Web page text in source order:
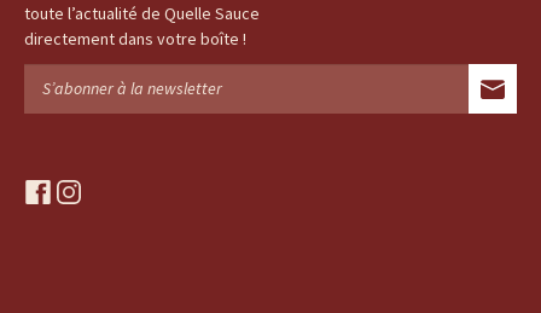
toute l’actualité de Quelle Sauce
directement dans votre boîte !
f